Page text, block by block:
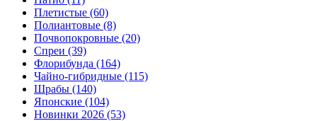
Плетистые (60)
Полиантовые (8)
Почвопокровные (20)
Спреи (39)
Флорибунда (164)
Чайно-гибридные (115)
Шрабы (140)
Японские (104)
Новинки 2026 (53)